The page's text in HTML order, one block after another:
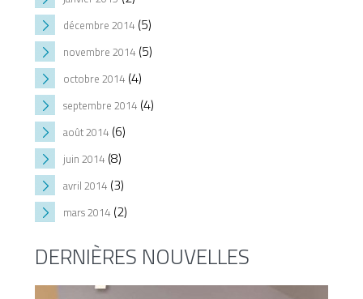
décembre 2014(5)
novembre 2014(5)
octobre 2014(4)
septembre 2014(4)
août 2014(6)
juin 2014(8)
avril 2014(3)
mars 2014(2)
DERNIÈRES NOUVELLES